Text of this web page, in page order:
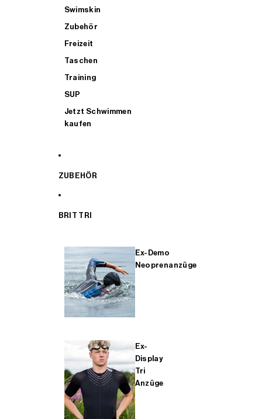
Swimskin
Zubehör
Freizeit
Taschen
Training
SUP
Jetzt Schwimmen
kaufen
ZUBEHÖR
BRIT TRI
Ex-Demo
Neoprenanzüge
Ex-
Display
Tri
Anzüge